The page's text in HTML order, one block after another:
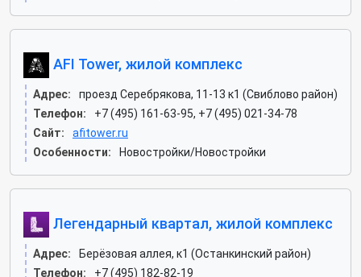
AFI Tower, жилой комплекс
Адрес:
проезд Серебрякова, 11-13 к1 (Свиблово район)
Телефон:
+7 (495) 161-63-95, +7 (495) 021-34-78
Сайт:
afitower.ru
Особенности:
Новостройки/Новостройки
Легендарный квартал, жилой комплекс
Адрес:
Берёзовая аллея, к1 (Останкинский район)
Телефон:
+7 (495) 182-82-19